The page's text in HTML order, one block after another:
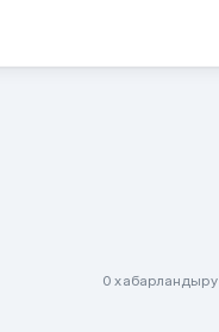
0 хабарландыру